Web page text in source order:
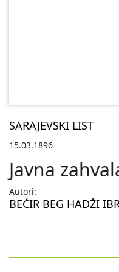
SARAJEVSKI LIST
15.03.1896
Javna
Autori:
BEĆIR BEG HADŽI